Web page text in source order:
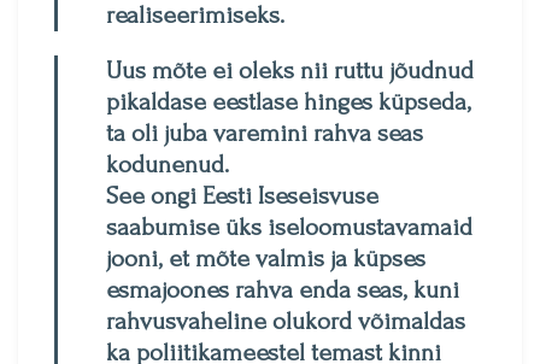
realiseerimiseks.
Uus mõte ei oleks nii ruttu jõudnud
pikaldase eestlase hinges küpseda,
ta oli juba varemini rahva seas
kodunenud.
See ongi Eesti Iseseisvuse
saabumise üks iseloomustavamaid
jooni, et mõte valmis ja küpses
esmajoones rahva enda seas, kuni
rahvusvaheline olukord võimaldas
ka poliitikameestel temast kinni